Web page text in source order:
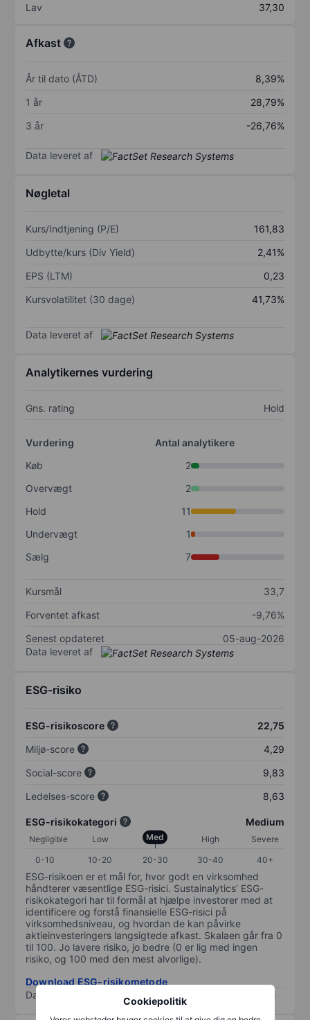
Cookiepolitik
Lav
37,30
Afkast
År til dato (ÅTD)
8,39%
1 år
28,79%
3 år
-26,76%
Data leveret af
Nøgletal
Kurs/Indtjening (P/E)
161,83
Udbytte/kurs (Div Yield)
2,41%
EPS (LTM)
0,23
Kursvolatilitet (30 dage)
41,73%
Data leveret af
Analytikernes vurdering
Gns. rating Hold
Vurdering
Antal analytikere
Køb
2
Overvægt
2
Hold
11
Undervægt
1
Sælg
7
Kursmål
33,7
Forventet afkast
-9,76%
Senest opdateret
05-aug-2026
Data leveret af
ESG-risiko
ESG-risikoscore
22,75
Miljø-score
4,29
Social-score
9,83
Ledelses-score
8,63
ESG-risikokategori Medium
Negligible Low Med High
Severe
0-10
10-20 20-30 30-40 40+
ESG-risikoen er et mål for, hvor godt en virksomhed
håndterer væsentlige ESG-risici. Sustainalytics’ ESG-
risikokategori har til formål at hjælpe investorer med at
identificere og forstå finansielle ESG-risici på
virksomhedsniveau, og hvordan de kan påvirke
aktieinvesteringers langsigtede afkast. Skalaen går fra 0
til 100. Jo lavere risiko, jo bedre (0 er lig med ingen
risiko, og 100 med den mest alvorlige).
Download ESG-risikometode
Data provided by
/